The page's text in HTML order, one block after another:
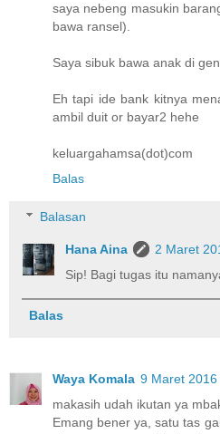
saya nebeng masukin
bawa ransel).
Saya sibuk bawa anak di
Eh tapi ide bank kitnya
ambil duit or bayar2 hehe
keluargahamsa(dot)com
Balas
Balasan
Hana Aina
2 Maret
Sip! Bagi tugas itu
Balas
Waya Komala 9 Maret
makasih udah ikutan ya
Emang bener ya, satu tas